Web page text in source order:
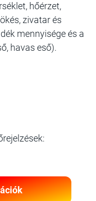
hőérzet,
zivatar és
mennyisége és a
havas eső).